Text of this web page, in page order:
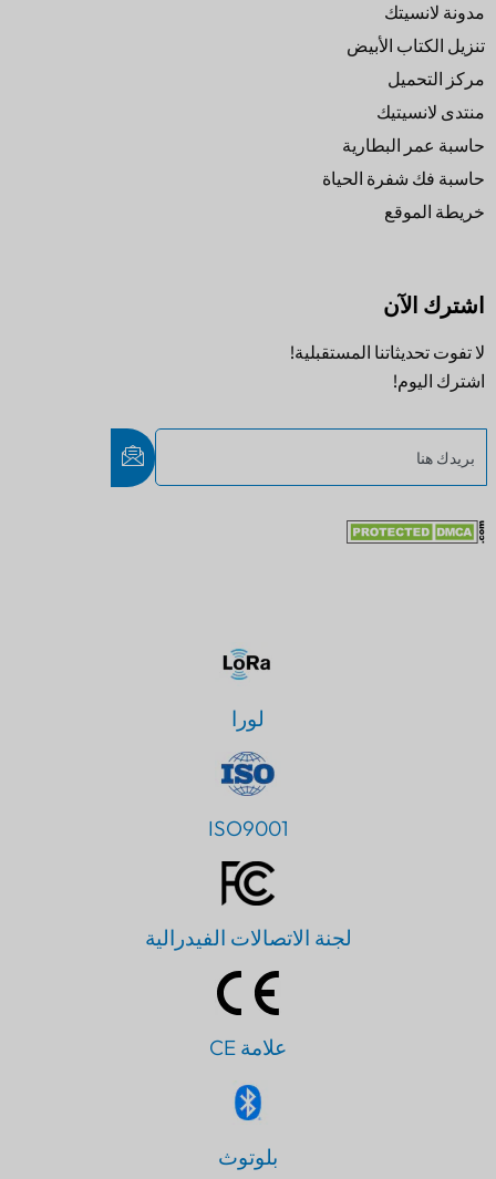
مدونة لانسيتك
تنزيل الكتاب الأبيض
مركز التحميل
منتدى لانسيتيك
حاسبة عمر البطارية
حاسبة فك شفرة الحياة
خريطة الموقع
اشترك الآن
لا تفوت تحديثاتنا المستقبلية!
اشترك اليوم!
لورا
ISO9001
لجنة الاتصالات الفيدرالية
علامة CE
بلوتوث